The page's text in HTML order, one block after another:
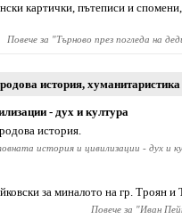
картички, пътеписи и
Повече за "Търново през погледа на
родова история, хуманитаристика
- дух и култура
история.
история и цивилизации - дух и
за миналото на гр. Троян и
Повече за "Иван